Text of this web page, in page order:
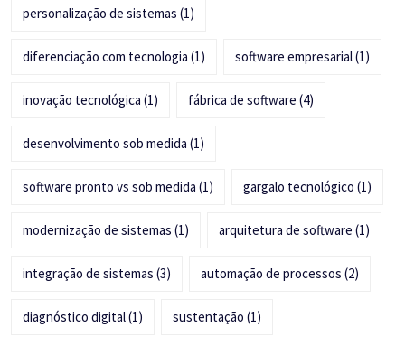
personalização de sistemas (1)
diferenciação com tecnologia (1) software empresarial(1)
inovação tecnológica (1) fábrica de software (4)
desenvolvimento sob medida (1)
software pronto vs sob medida (1) gargalo tecnológico (1)
modernização de sistemas (1) arquitetura de software (1)
integração de sistemas (3) automação de processos (2)
diagnóstico digital(1) sustentação (1)